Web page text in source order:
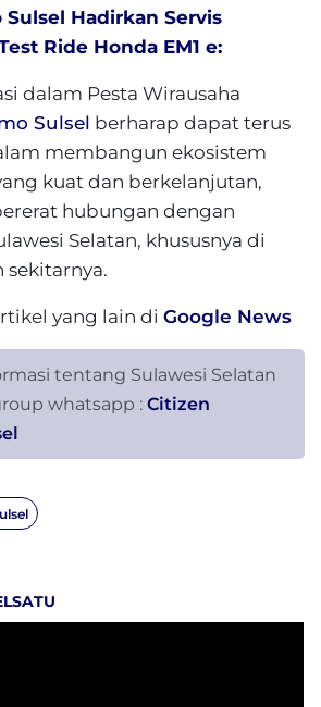
Hadirkan Servis
Ride Honda EM1 e:
dalam Pesta Wirausaha
Sulsel berharap dapat terus
membangun ekosistem
kuat dan berkelanjutan,
hubungan dengan
Selatan, khususnya di
sekitarnya.
yang lain di Google News
tentang Sulawesi Selatan
whatsapp : Citizen